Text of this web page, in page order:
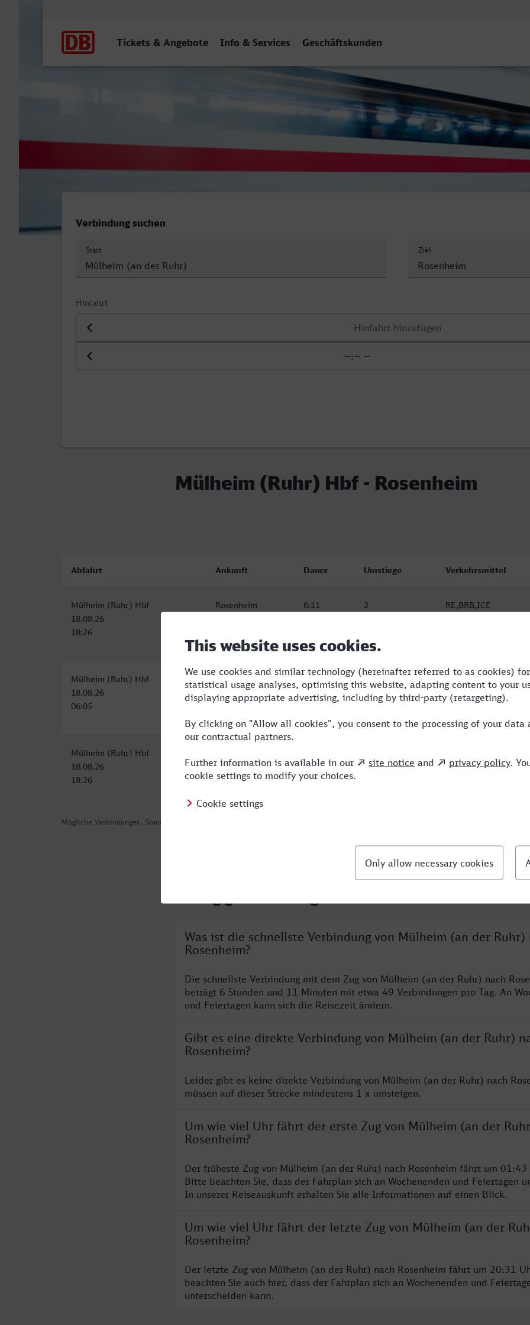
Tickets & Angebote Info & Services Geschäftskunden
Mülheim (Ruhr) Hbf - Rosenheim
Verbindung suchen
Start Ziel
Hinfahrt
Datum der Hinfahrt
Uhrzeit der Hinfahrt
Mülheim (Ruhr) Hbf - Rosenheim
Mögliche Verbindungen, Stand: 2026-08-04 10:14
Abfahrt Ankunft Dauer Umstiege Verkehrsmittel
Mülheim (Ruhr) Hbf
18.08.26
18:26
Rosenheim
6:11 2 RE,BRB,ICE
Mülheim (Ruhr) Hbf
18.08.26
06:05
Rosenheim
18.08.26
14:12
Mülheim (Ruhr) Hbf
18.08.26
18:26
19.08.26
00:37
Was ist die schnellste Verbindung von Mülheim (an der Ruhr)
Rosenheim?
Die schnellste Verbindung mit dem Zug von Mülheim (an der Ruhr) nach
beträgt 6 Stunden und 11 Minuten mit etwa 49 Verbindungen pro Tag. An
und Feiertagen kann sich die Reisezeit ändern.
Gibt es eine direkte Verbindung von Mülheim (an der Ruhr)
Rosenheim?
Leider gibt es keine direkte Verbindung von Mülheim (an der Ruhr) nach
müssen auf dieser Strecke mindestens 1 x umsteigen.
Um wie viel Uhr fährt der erste Zug von Mülheim (an der
Rosenheim?
Der früheste Zug von Mülheim (an der Ruhr) nach Rosenheim fährt um 01:43
Bitte beachten Sie, dass der Fahrplan sich an Wochenenden und Feiertagen
In unserer Reiseauskunft erhalten Sie alle Informationen auf einen Blick.
Um wie viel Uhr fährt der letzte Zug von Mülheim (an der
Rosenheim?
Der letzte Zug von Mülheim (an der Ruhr) nach Rosenheim fährt um 20:31
beachten Sie auch hier, dass der Fahrplan sich an Wochenenden und
unterscheiden kann.